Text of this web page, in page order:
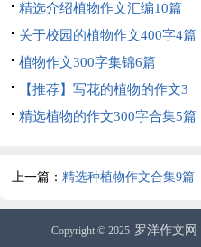
精选介绍植物作文汇编10篇
关于校园的植物作文400字4篇
植物作文300字集锦6篇
【推荐】写花的植物的作文3
篇精选植物的作文300字合集5篇
上一篇：精选种植物作文合集9篇
Copyright © 2025 罗洋作文网